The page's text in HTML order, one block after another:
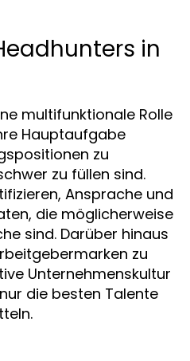
in
multifunktionale Rolle
Hauptaufgabe
zu
zu füllen sind.
Ansprache und
die möglicherweise
sind. Darüber hinaus
zu
Unternehmenskultur
die besten Talente